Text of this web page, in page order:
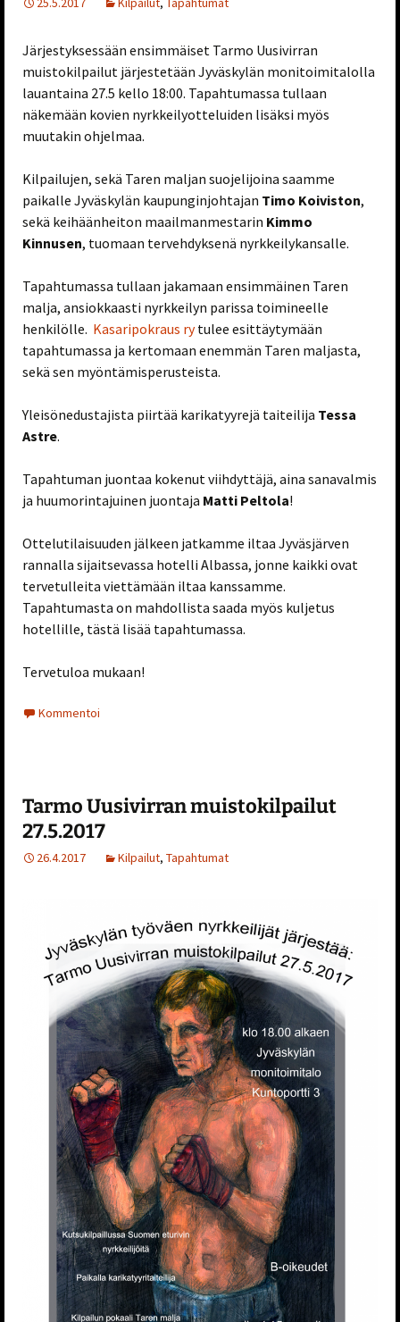
Järjestyksessään ensimmäiset Tarmo Uusivirran
muistokilpailut järjestetään Jyväskylän monitoimitalolla
lauantaina 27.5 kello 18:00. Tapahtumassa tullaan
näkemään kovien nyrkkeilyotteluiden lisäksi myös
muutakin ohjelmaa.
Kilpailujen, sekä Taren maljan suojelijoina saamme
paikalle Jyväskylän kaupunginjohtajan Timo Koiviston,
sekä keihäänheiton maailmanmestarin Kimmo
Kinnusen, tuomaan tervehdyksenä nyrkkeilykansalle.
Tapahtumassa tullaan jakamaan ensimmäinen Taren
malja, ansiokkaasti nyrkkeilyn parissa toimineelle
henkilölle. Kasaripokraus rytulee esittäytymään
tapahtumassa ja kertomaan enemmän Taren maljasta,
sekä sen myöntämisperusteista.
Yleisönedustajista piirtää karikatyyrejä taiteilija Tessa
Astre.
Tapahtuman juontaa kokenut viihdyttäjä, aina sanavalmis
ja huumorintajuinen juontaja Matti Peltola!
Ottelutilaisuuden jälkeen jatkamme iltaa Jyväsjärven
rannalla sijaitsevassa hotelli Albassa, jonne kaikki ovat
tervetulleita viettämään iltaa kanssamme.
Tapahtumasta on mahdollista saada myös kuljetus
hotellille, tästä lisää tapahtumassa.
Tervetuloa mukaan!
Kommentoi
Tarmo Uusivirran muistokilpailut
27.5.2017
26.4.2017 Kilpailut, Tapahtumat